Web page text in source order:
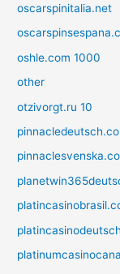
oscarspinitalia.net
oshle.com 1000
other
otzivorgt.ru 10